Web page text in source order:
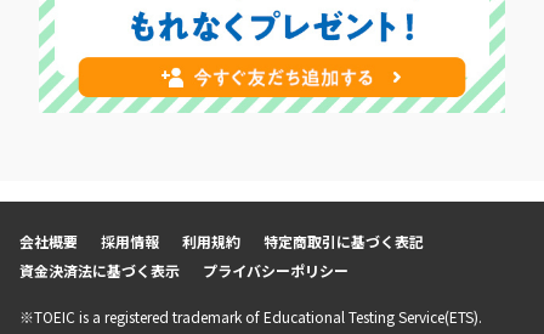
会社概要 採用情報 利用規約
特定商取引に基づく表記
資金決済法に基づく表示
プライバシーポリシー
※TOEIC is a registered trademark of Educational Testing Service(ETS).